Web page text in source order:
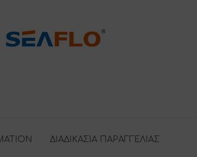
ΔΙΑΔΙΚΑΣΙΑ ΠΑΡΑΓΓΕΛΙΑΣ